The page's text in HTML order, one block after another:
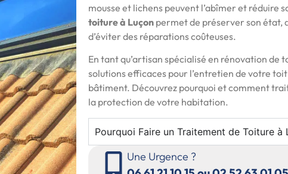
mousse et lichens peuvent l’abîmer et réduire
toiture à Luçon permet de préserver son état,
d’éviter des réparations coûteuses.
En tant qu’artisan spécialisé en rénovation de
solutions efficaces pour l’entretien de votre
bâtiment. Découvrez pourquoi et comment
la protection de votre habitation.
Pourquoi Faire un Traitement de Toiture à
Une Urgence ?